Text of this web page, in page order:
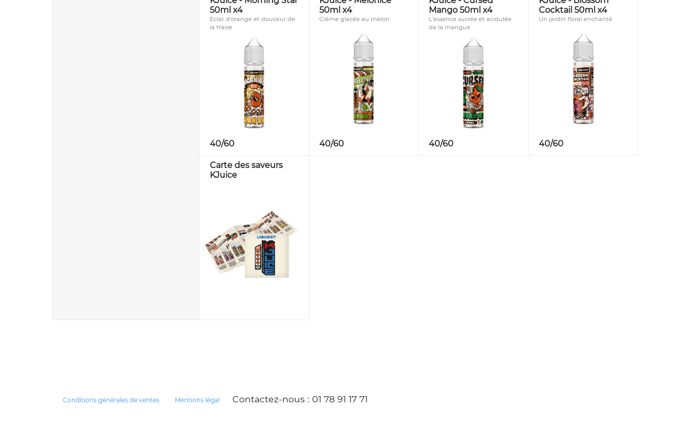
50ml x4
Eclat d'orange et douceur de
la fraise
40/60
50ml x4
Crème glacée au melon
40/60
Mango 50ml x4
L'essence sucrée et acidulée
de la mangue
40/60
Cocktail 50ml x4
Un jardin floral enchanté
40/60
Carte des saveurs
KJuice
Conditions générales de ventes Mentions légal Contactez-nous : 01 78 91 17 71